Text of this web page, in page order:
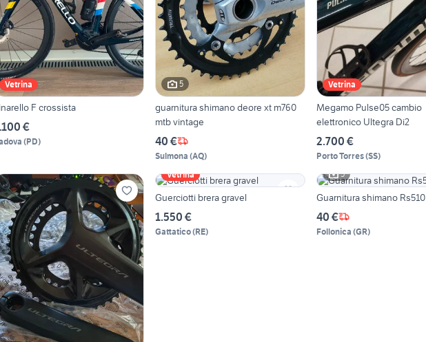
Vetrina
F crossista
€
(PD)
5
guarnitura shimano deore xt m760
mtb vintage
40 €
Sulmona (AQ)
Vetrina
Megamo Pulse05 cambio
elettronico Ultegra Di2
2.700 €
Porto Torres(SS)
Vetrina
Guerciotti brera gravel
1.550 €
Gattatico(RE)
5
Guarnitura shimano Rs510
40 €
Follonica (GR)